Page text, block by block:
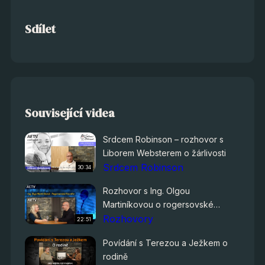
Sdílet
Související videa
30:34
Srdcem Robinson – rozhovor s
Liborem Websterem o žárlivosti
Srdcem Robinson
22:51
Rozhovor s Ing. Olgou
Martiníkovou o rogersovské
filozofii
Rozhovory
Povídání s Terezou a Ježkem o
rodině